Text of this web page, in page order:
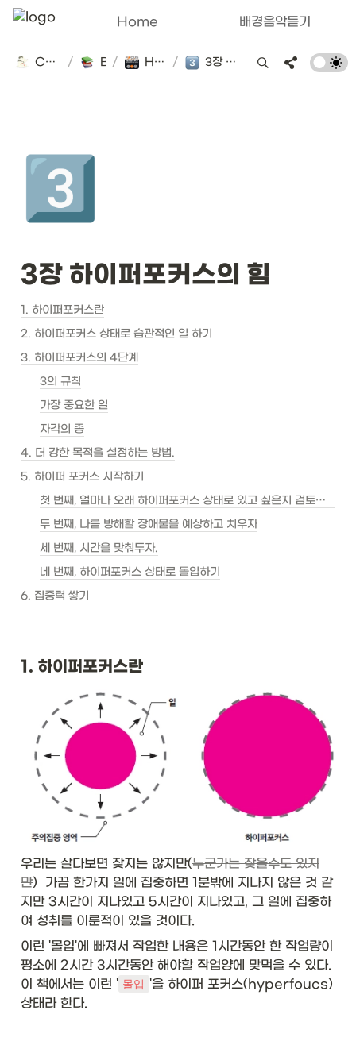
Home 배경음악듣기
Catsbi's DLog / Books
/ HyperFocus / 3장 하이퍼포커스의 힘
3️⃣
3장 하이퍼포커스의 힘
1. 하이퍼포커스란
2. 하이퍼포커스 상태로 습관적인 일 하기
3. 하이퍼포커스의 4단계
3의 규칙
가장 중요한 일
자각의 종
4. 더 강한 목적을 설정하는 방법.
5. 하이퍼 포커스 시작하기
첫 번째, 얼마나 오래 하이퍼포커스 상태로 있고 싶은지 검토하자.
두 번째, 나를 방해할 장애물을 예상하고 치우자
세 번째, 시간을 맞춰두자.
네 번째, 하이퍼포커스 상태로 돌입하기
6. 집중력 쌓기
1. 하이퍼포커스란
우리는 살다보면 잦지는 않지만(누군가는 잦을수도 있지
만)  가끔 한가지 일에 집중하면 1분밖에 지나지 않은 것 같
지만 3시간이 지나있고 5시간이 지나있고, 그 일에 집중하
여 성취를 이룬적이 있을 것이다.
이런 '몰입'에 빠져서 작업한 내용은 1시간동안 한 작업량이
평소에 2시간 3시간동안 해야할 작업양에 맞먹을 수 있다.
이 책에서는 이런 ' 몰입 '을 하이퍼 포커스(hyperfoucs)
상태라 한다.